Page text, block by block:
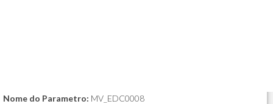
Nome do Parametro: MV_EDC0008